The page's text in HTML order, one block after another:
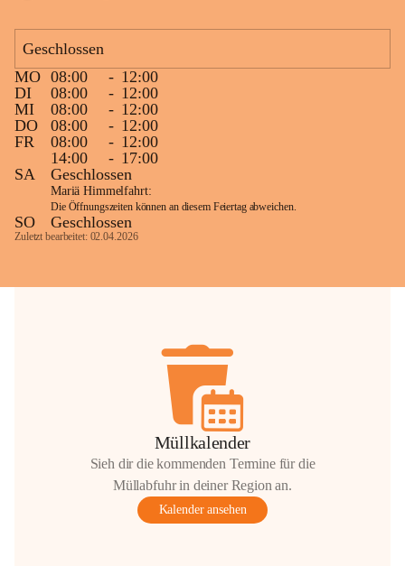
Geschlossen
MO 08:00 - 12:00
DI
08:00 - 12:00
MI
08:00 - 12:00
DO
08:00 - 12:00
FR
08:00 - 12:00
14:00
- 17:00
SA
Geschlossen
Mariä Himmelfahrt:
Die Öffnungszeiten können an diesem Feiertag abweichen.
SO Geschlossen
Zuletzt bearbeitet: 02.04.2026
Müllkalender
Sieh dir die kommenden Termine für die
Müllabfuhr in deiner Region an.
Kalender ansehen